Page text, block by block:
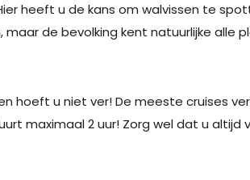
heeft u de kans om walvissen te
de bevolking kent natuurlijke alle
hoeft u niet ver! De meeste cruises
maximaal 2 uur! Zorg wel dat u